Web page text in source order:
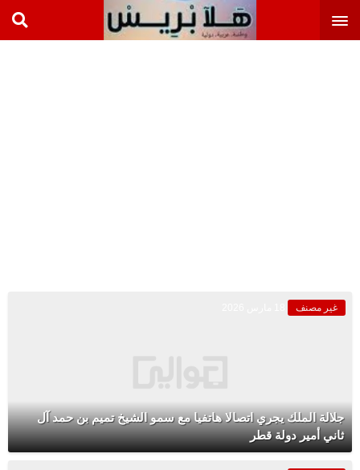
غير مصنف
جلالة الملك يجري اتصالا هاتفيا مع سمو الشيخ تميم بن حمد آل
ثاني أمير دولة قطر